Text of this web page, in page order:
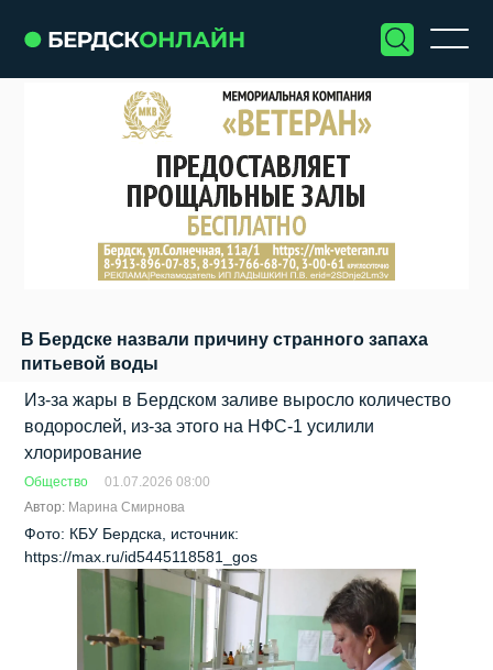
В Бердске назвали причину странного запаха
питьевой воды
Из‑за жары в Бердском заливе выросло количество
водорослей, из-за этого на НФС‑1 усилили
хлорирование
Общество
01.07.2026 08:00
Автор: Марина Смирнова
Фото: КБУ Бердска, источник:
https://max.ru/id5445118581_gos